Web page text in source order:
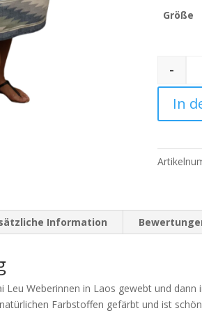
Größe
-
In
Information
Leu Weberinnen in Laos gewebt und
Farbstoffen gefärbt und ist